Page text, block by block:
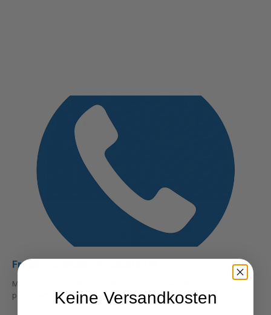
Fragen zu diesen Produkten??
Mit mehr als 30 Jahren Erfahrung beraten wir Sie gerne
persönlich.
Keine Versandkosten